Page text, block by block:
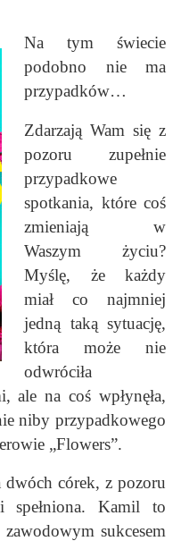
Na tym świecie
podobno nie ma
przypadków…
Zdarzają Wam się z
pozoru zupełnie
przypadkowe
spotkania, które coś
zmieniają w
Waszym życiu?
Myślę, że każdy
miał co najmniej
jedną taką sytuację,
która może nie
odwróciła
ale na coś wpłynęła,
niby przypadkowego
„Flowers”.
dwóch córek, z pozoru
spełniona. Kamil to
sukcesem